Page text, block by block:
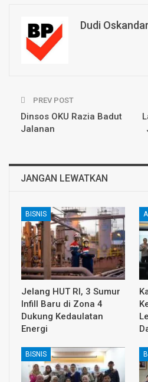
Dudi Oskandar
PREV POST
Dinsos OKU Razia Badut
Jalanan
JANGAN LEWATKAN
BISNIS
Jelang HUT RI, 3 Sumur
Infill Baru di Zona 4
Dukung Kedaulatan
Energi
BISNIS